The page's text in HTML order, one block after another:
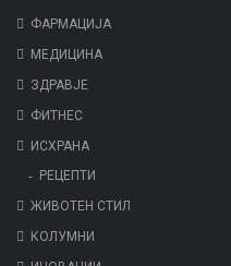
ФАРМАЦИЈА
МЕДИЦИНА
ЗДРАВЈЕ
ФИТНЕС
ИСХРАНА
РЕЦЕПТИ
ЖИВОТЕН СТИЛ
КОЛУМНИ